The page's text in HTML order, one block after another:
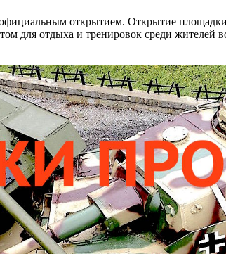
открытием. Открытие
для отдыха и тренировок среди жителей